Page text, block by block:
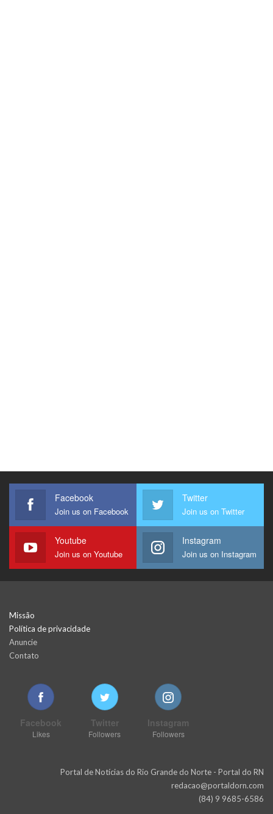
Facebook
Join us on Facebook
Twitter
Join us on Twitter
Youtube
Join us on Youtube
Instagram
Join us on Instagram
Missão
Política de privacidade
Anuncie
Contato
Facebook
Likes
Twitter
Followers
Instagram
Followers
Portal de Notícias do Rio Grande do Norte - Portal do RN
redacao@portaldorn.com
(84) 9 9685-6586